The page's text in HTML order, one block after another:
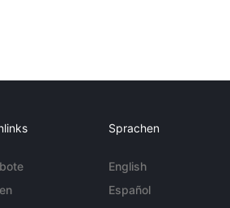
Sprachen
English
Español